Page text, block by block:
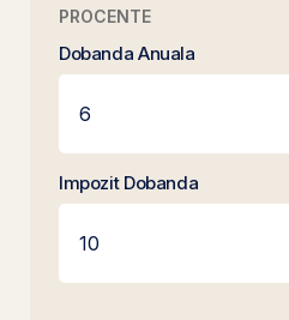
PROCENTE
Dobanda Anuala
Impozit Dobanda